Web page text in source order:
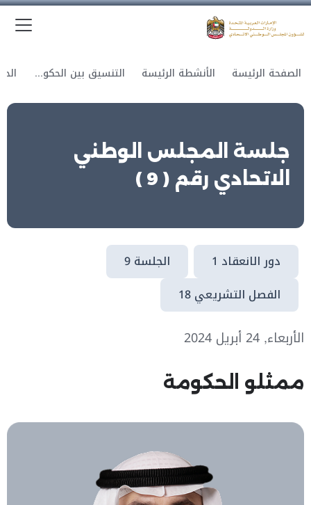
الصفحة الرئيسة الأنشطة الرئيسة التنسيق بين الحكومة والمجلس
جلسة المجلس الوطني
الاتحادي رقم ( 9 )
دور الانعقاد 1
الجلسة 9
الفصل التشريعي 18
الأربعاء, 24 أبريل 2024
ممثلو الحكومة